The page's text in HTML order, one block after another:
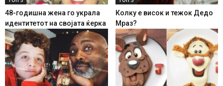
48-годишна жена го украла
идентитетот на својата ќерка
Колку е висок и тежок Дедо
Мраз?